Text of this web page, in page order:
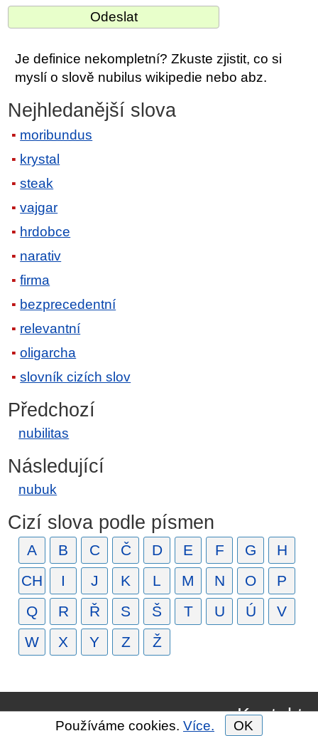
Je definice nekompletní? Zkuste zjistit, co si
myslí o slově nubilus wikipedie nebo abz.
Nejhledanější slova
moribundus
krystal
steak
vajgar
hrdobce
narativ
firma
bezprecedentní
relevantní
oligarcha
slovník cizích slov
Předchozí
nubilitas
Následující
nubuk
Cizí slova podle písmen
A B C Č D E F G
H
CH
I J K L M N O
P
Q
R Ř S Š T U Ú
V
W
X Y Z Ž
Kontakt
Používáme cookies. Více. OK